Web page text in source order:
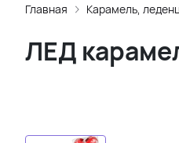
Главная Карамель,
ЛЕД